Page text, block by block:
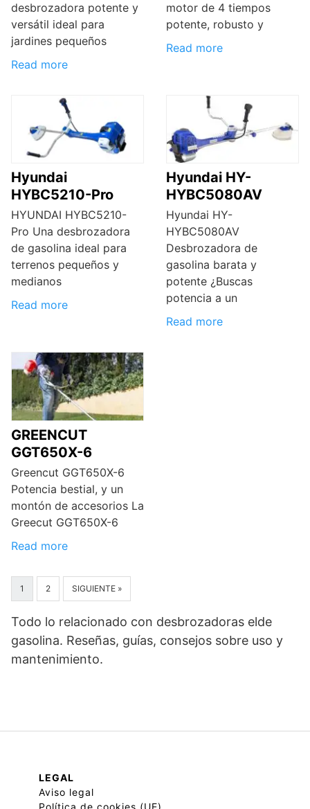
desbrozadora potente y
versátil ideal para
jardines pequeños
Read more
motor de 4 tiempos
potente, robusto y
Read more
Hyundai
HYBC5210-Pro
HYUNDAI HYBC5210-
Pro Una desbrozadora
de gasolina ideal para
terrenos pequeños y
medianos
Read more
Hyundai HY-
HYBC5080AV
Hyundai HY-
HYBC5080AV
Desbrozadora de
gasolina barata y
potente ¿Buscas
potencia a un
Read more
GREENCUT
GGT650X-6
Greencut GGT650X-6
Potencia bestial, y un
montón de accesorios La
Greecut GGT650X-6
Read more
1 2 SIGUIENTE »
Todo lo relacionado con desbrozadoras elde
gasolina. Reseñas, guías, consejos sobre uso y
mantenimiento.
LEGAL
Aviso legal
Política de cookies (UE)